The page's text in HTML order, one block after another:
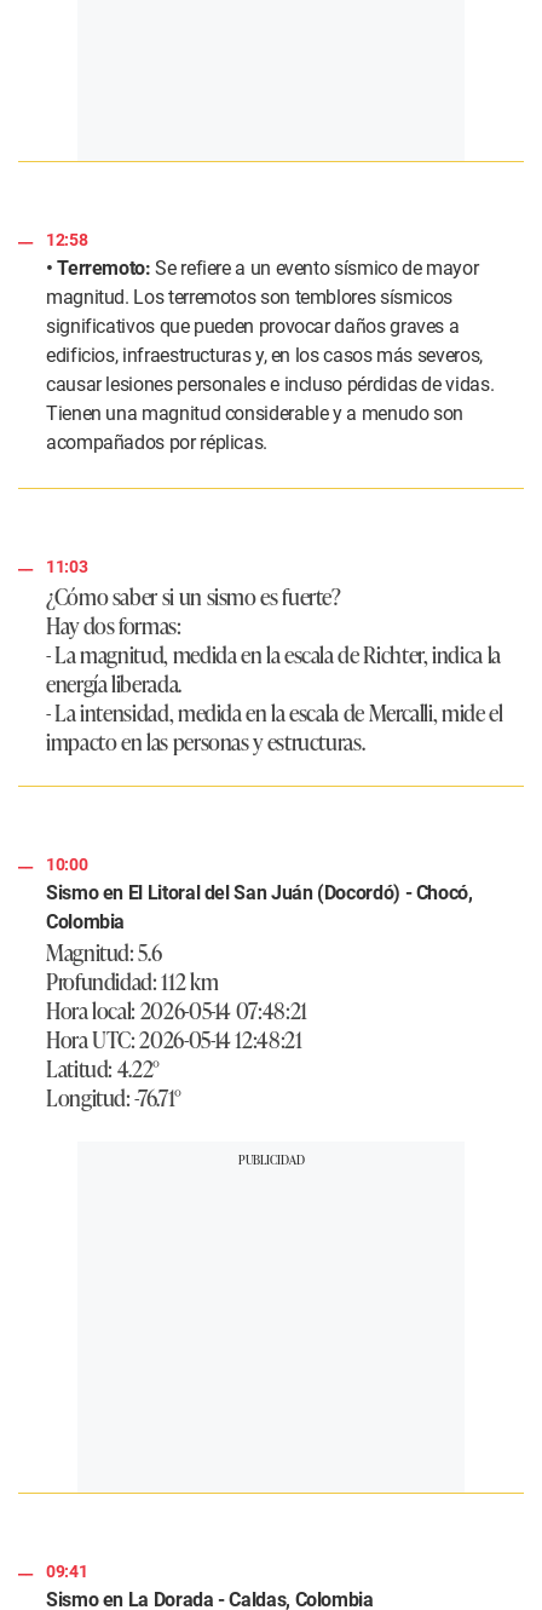
12:58
• Terremoto: Se refiere a un evento sísmico de mayor
magnitud. Los terremotos son temblores sísmicos
significativos que pueden provocar daños graves a
edificios, infraestructuras y, en los casos más severos,
causar lesiones personales e incluso pérdidas de vidas.
Tienen una magnitud considerable y a menudo son
acompañados por réplicas.
11:03
¿Cómo saber si un sismo es fuerte?
Hay dos formas:
- La magnitud, medida en la escala de Richter, indica la
energía liberada.
- La intensidad, medida en la escala de Mercalli, mide el
impacto en las personas y estructuras.
10:00
Sismo en El Litoral del San Juán (Docordó) - Chocó,
Colombia
Magnitud: 5.6
Profundidad: 112 km
Hora local: 2026-05-14 07:48:21
Hora UTC: 2026-05-14 12:48:21
Latitud: 4.22°
Longitud: -76.71°
09:41
Sismo en La Dorada - Caldas, Colombia